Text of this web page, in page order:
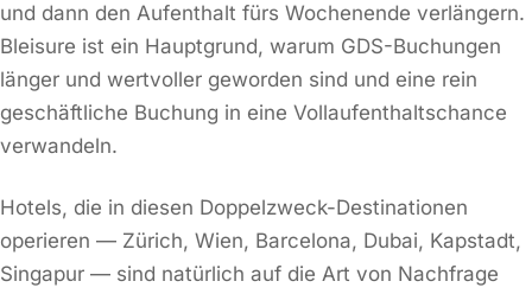
und dann den Aufenthalt fürs Wochenende verlängern.
Bleisure ist ein Hauptgrund, warum GDS-Buchungen
länger und wertvoller geworden sind und eine rein
geschäftliche Buchung in eine Vollaufenthaltschance
verwandeln.
Hotels, die in diesen Doppelzweck-Destinationen
operieren — Zürich, Wien, Barcelona, Dubai, Kapstadt,
Singapur — sind natürlich auf die Art von Nachfrage